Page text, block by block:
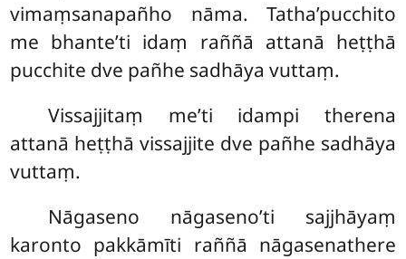
vimaṃsanapañho nāma. Tatha’pucchito
me bhante’ti idaṃ raññā attanā heṭṭhā
pucchite dve pañhe sadhāya vuttaṃ.
Vissajjitaṃ me’ti idampi therena
attanā heṭṭhā vissajjite dve pañhe sadhāya
vuttaṃ.
Nāgaseno nāgaseno’ti sajjhāyaṃ
karonto pakkāmīti raññā nāgasenathere